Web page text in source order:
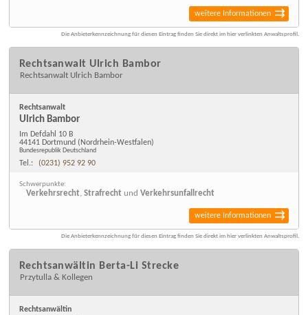
weitere Informationen
Die Anbieterkennzeichnung für diesen Eintrag finden Sie direkt im hier verlinkten Anwaltsprofil.
Rechtsanwalt Ulrich Bambor
Rechtsanwalt Ulrich Bambor
Rechtsanwalt
Ulrich Bambor
Im Defdahl 10 B
44141 Dortmund (Nordrhein-Westfalen)
Bundesrepublik Deutschland
Tel.: (0231) 952 92 90
Schwerpunkte:
Verkehrsrecht,Strafrecht undVerkehrsunfallrecht
weitere Informationen
Die Anbieterkennzeichnung für diesen Eintrag finden Sie direkt im hier verlinkten Anwaltsprofil.
Rechtsanwältin Berta-Li Strecke
Przytulla & Kollegen
Rechtsanwältin